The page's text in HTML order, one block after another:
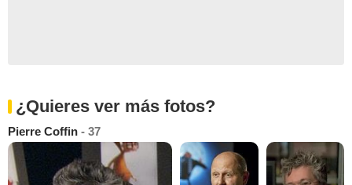
¿Quieres ver más fotos?
Pierre Coffin - 37